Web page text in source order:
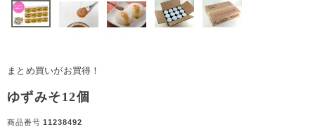
まとめ買いがお買得！
ゆずみそ12個
商品番号 11238492